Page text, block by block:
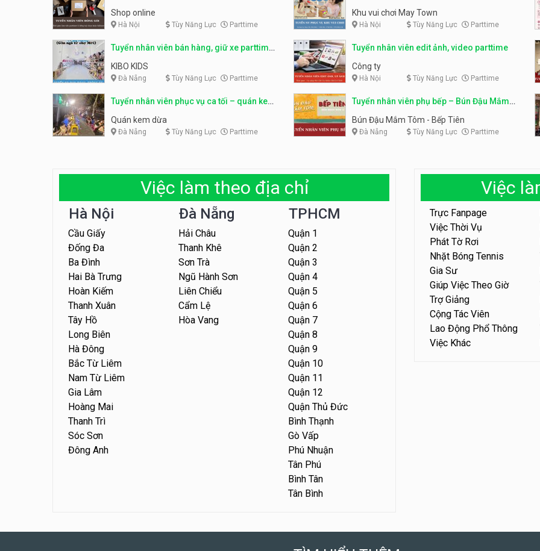
fulltime
Shop online
Hà Nội Tùy Năng Lực Parttime
parttime linh động
Khu vui chơi May Town
Hà Nội Tùy Năng Lực Parttime
Tuyển nhân viên bán hàng, giữ xe parttime
– Kibo Kid
KIBO KIDS
Đà Nẵng Tùy Năng Lực Parttime
Tuyển nhân viên edit ảnh, video parttime
Công ty
Hà Nội Tùy Năng Lực Parttime
Tuyển nhân viên phục vụ ca tối – quán kem
dừa
Quán kem dừa
Đà Nẵng Tùy Năng Lực Parttime
Tuyển nhân viên phụ bếp – Bún Đậu Mắm
Tôm – Bếp Tiên
Bún Đậu Mắm Tôm - Bếp Tiên
Đà Nẵng Tùy Năng Lực Parttime
Việc làm theo địa chỉ
Hà Nội
Cầu Giấy
Đống Đa
Ba Đình
Hai Bà Trưng
Hoàn Kiếm
Thanh Xuân
Tây Hồ
Long Biên
Hà Đông
Bắc Từ Liêm
Nam Từ Liêm
Gia Lâm
Hoàng Mai
Thanh Trì
Sóc Sơn
Đông Anh
Đà Nẵng
Hải Châu
Thanh Khê
Sơn Trà
Ngũ Hành Sơn
Liên Chiểu
Cẩm Lệ
Hòa Vang
TPHCM
Quận 1
Quận 2
Quận 3
Quận 4
Quận 5
Quận 6
Quận 7
Quận 8
Quận 9
Quận 10
Quận 11
Quận 12
Quận Thủ Đức
Bình Thạnh
Gò Vấp
Phú Nhuận
Tân Phú
Bình Tân
Tân Bình
Việc
Trực Fanpage
Việc Thời Vụ
Phát Tờ Rơi
Nhặt Bóng Tennis
Gia Sư
Giúp Việc Theo Giờ
Trợ Giảng
Cộng Tác Viên
Lao Động Phổ Thông
Việc Khác